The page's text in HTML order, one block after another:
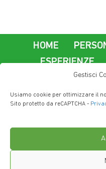
Gestisci
Usiamo cookie per ottimizzare il
Sito protetto da reCAPTCHA -
HOME
ESPERIENZE
Lavorare a Imola
Copyright © 2019 - Imola